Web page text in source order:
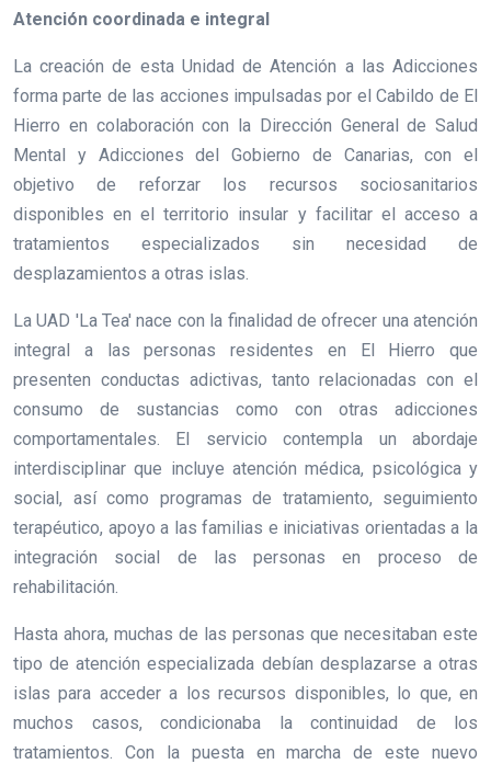
Atención coordinada e integral
La creación de esta Unidad de Atención a las Adicciones
forma parte de las acciones impulsadas por el Cabildo de El
Hierro en colaboración con la Dirección General de Salud
Mental y Adicciones del Gobierno de Canarias, con el
objetivo de reforzar los recursos sociosanitarios
disponibles en el territorio insular y facilitar el acceso a
tratamientos especializados sin necesidad de
desplazamientos a otras islas.
La UAD 'La Tea' nace con la finalidad de ofrecer una atención
integral a las personas residentes en El Hierro que
presenten conductas adictivas, tanto relacionadas con el
consumo de sustancias como con otras adicciones
comportamentales. El servicio contempla un abordaje
interdisciplinar que incluye atención médica, psicológica y
social, así como programas de tratamiento, seguimiento
terapéutico, apoyo a las familias e iniciativas orientadas a la
integración social de las personas en proceso de
rehabilitación.
Hasta ahora, muchas de las personas que necesitaban este
tipo de atención especializada debían desplazarse a otras
islas para acceder a los recursos disponibles, lo que, en
muchos casos, condicionaba la continuidad de los
tratamientos. Con la puesta en marcha de este nuevo